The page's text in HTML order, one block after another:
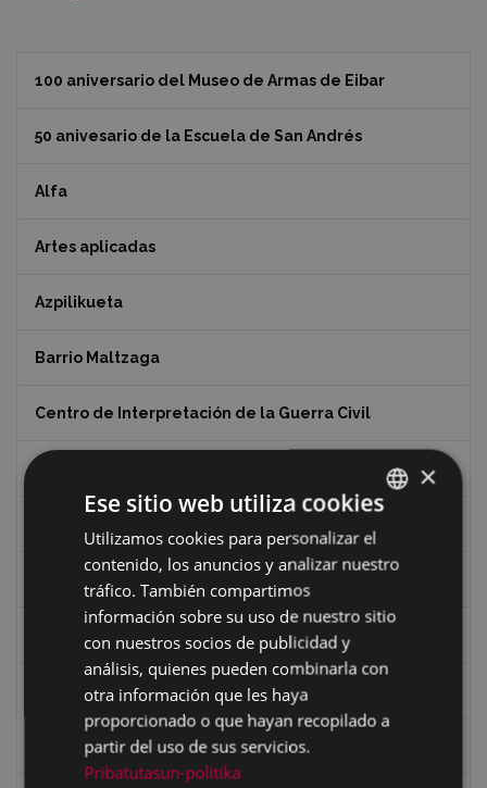
100 aniversario del Museo de Armas de Eibar
50 anivesario de la Escuela de San Andrés
Alfa
Artes aplicadas
Azpilikueta
Barrio Maltzaga
Centro de Interpretación de la Guerra Civil
Eibar desde el aire
Eibartarren ahotan
Ermitas
BASQUE
SPANISH
×
Ese sitio web utiliza cookies
Utilizamos cookies para personalizar el
contenido, los anuncios y analizar nuestro
tráfico. También compartimos
información sobre su uso de nuestro sitio
con nuestros socios de publicidad y
análisis, quienes pueden combinarla con
otra información que les haya
proporcionado o que hayan recopilado a
partir del uso de sus servicios.
Pribatutasun-politika